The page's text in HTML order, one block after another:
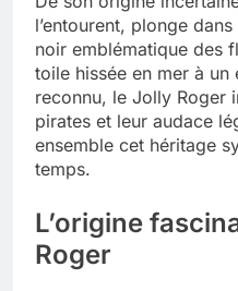
nouvelle
5 Mois Ago
Quels
l’entourent, plonge
noir emblématique des
toile hissée en mer à un
reconnu, le Jolly Roger
pirates et leur audace
ensemble cet héritage
temps.
L’origine
Roger